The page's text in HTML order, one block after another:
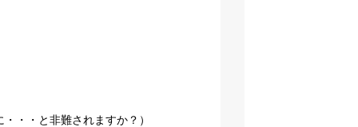
・・と非難されますか？）